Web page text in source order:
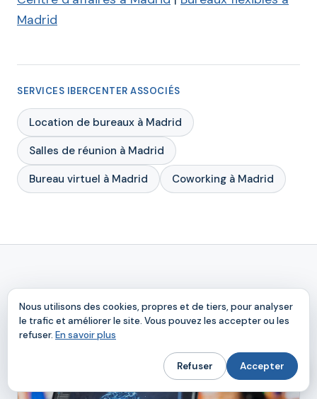
Madrid
SERVICES IBERCENTER ASSOCIÉS
Location de bureaux à Madrid
Salles de réunion à Madrid
Bureau virtuel à Madrid
Coworking à Madrid
+ À LIRE AUSSI
Nous utilisons des cookies, propres et de tiers, pour analyser
le trafic et améliorer le site. Vous pouvez les accepter ou les
refuser. En savoir plus
Refuser Accepter